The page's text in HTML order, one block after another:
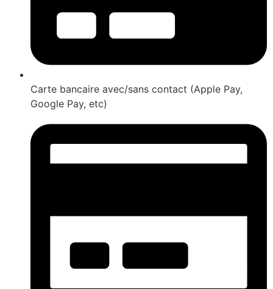
Carte bancaire avec/sans contact (Apple Pay,
Google Pay, etc)